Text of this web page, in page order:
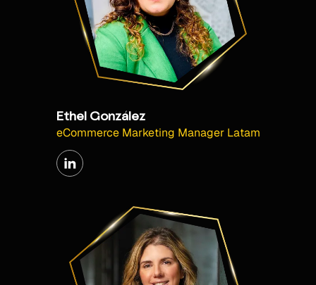
Ethel González
eCommerce Marketing Manager Latam